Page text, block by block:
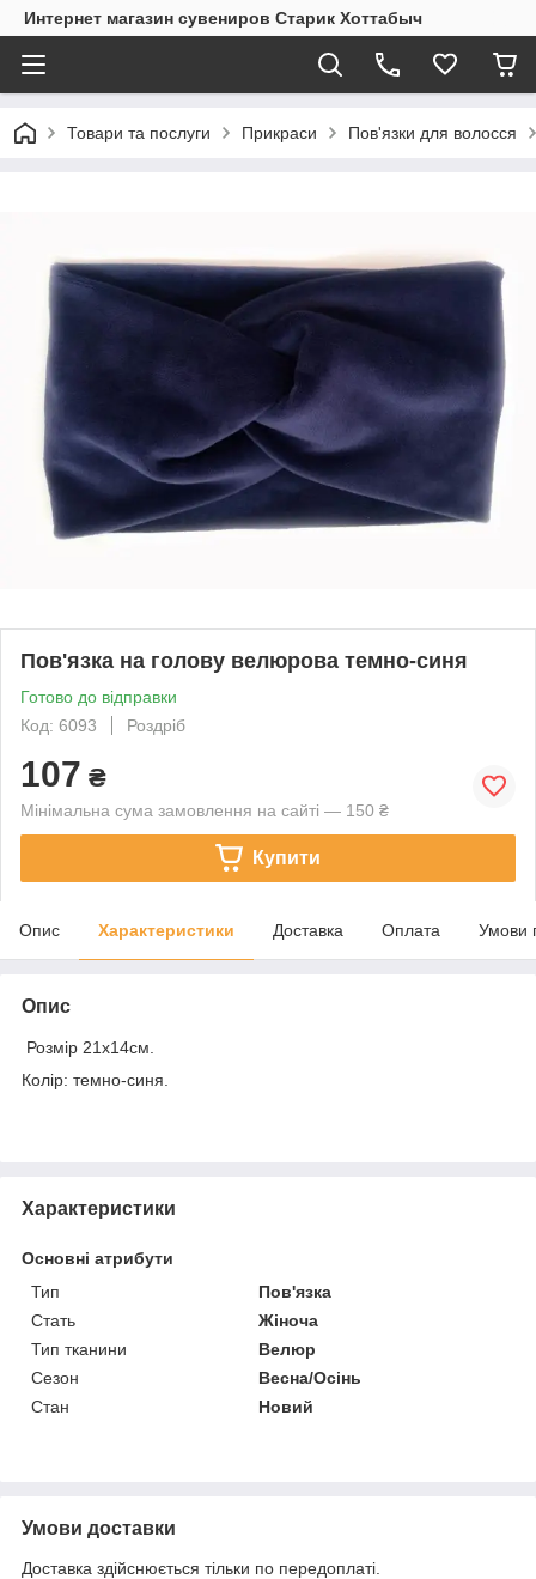
Интернет магазин сувениров Старик Хоттабыч
Товари та послуги Прикраси Пов'язки для волосся
Пов'язка на голову велюрова темно-синя
Готово до відправки
Код: 6093
Роздріб
107 ₴
Мінімальна сума замовлення на сайті — 150 ₴
Купити
Опис Характеристики Доставка Оплата Умови
Опис
Розмір 21х14см
Колір: темно-синя.
Характеристики
Основні атрибути
Тип
Пов'язка
Стать
Жіноча
Тип тканини
Велюр
Сезон
Весна/Осінь
Стан
Новий
Умови доставки
Доставка здійснюється тільки по передоплаті.